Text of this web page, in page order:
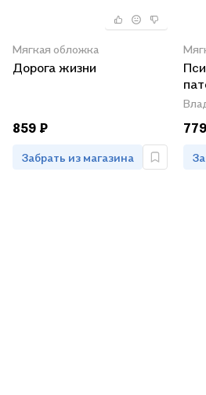
Мягкая обложка
Дорога жизни
859 ₽
Забрать из магазина